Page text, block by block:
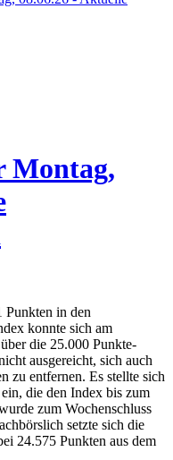
Montag,
Punkten in den
konnte sich am
die 25.000 Punkte-
ausgereicht, sich auch
zu entfernen. Es stellte sich
die den Index bis zum
zum Wochenschluss
setzte sich die
24.575 Punkten aus dem